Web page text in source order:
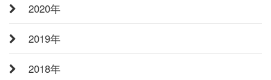
2020年
2019年
2018年